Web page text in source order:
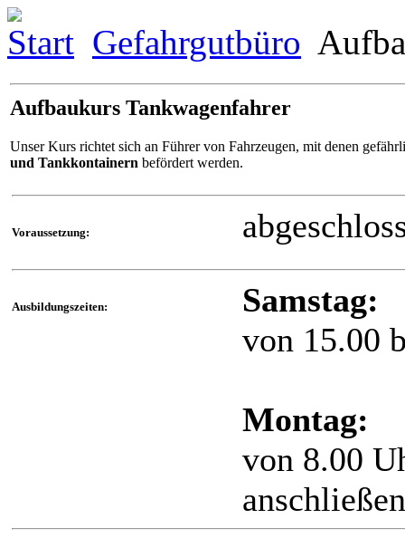
Start Gefahrgutbüro
Aufbaukurs Tankwagenfahrer
Unser Kurs richtet sich an Führer von Fahrzeugen, mit denen
und Tankkontainern befördert werden.
Voraussetzung:
Ausbildungszeiten:
Samstag:
von 15.00
Montag:
von 8.00